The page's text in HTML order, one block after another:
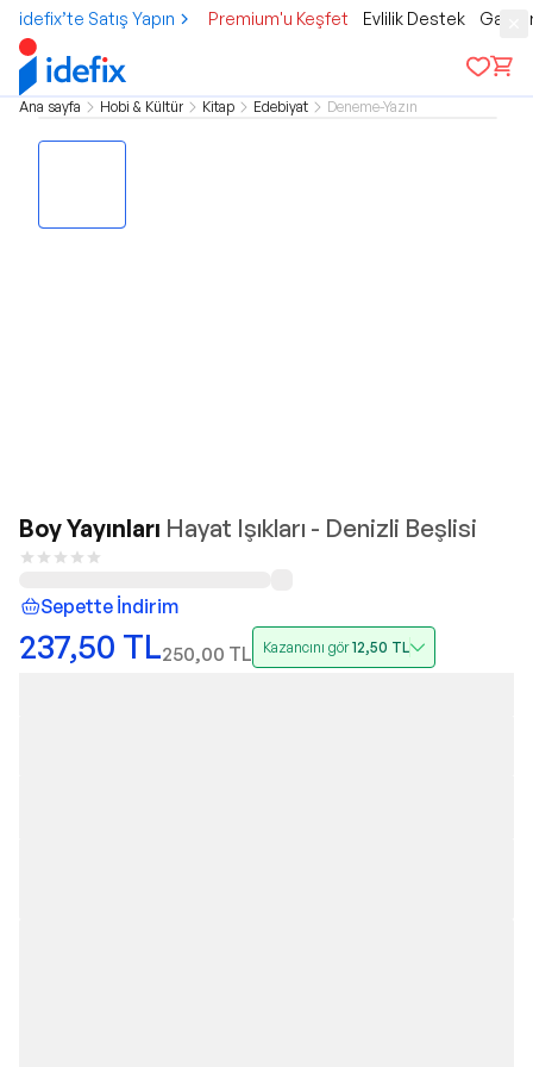
idefix’te Satış Yapın Premium'u Keşfet Evlilik Destek
Ana sayfa Hobi & Kültür Kitap Edebiyat Deneme-Yazın
Boy Yayınları Hayat Işıkları - Denizli Beşlisi
Sepette İndirim
237,50 TL250,00 TL Kazancını gör12,50 TL